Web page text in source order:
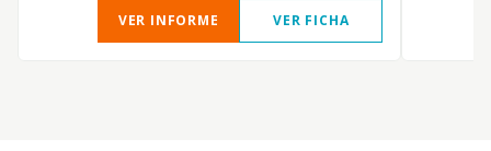
VER INFORME VER FICHA